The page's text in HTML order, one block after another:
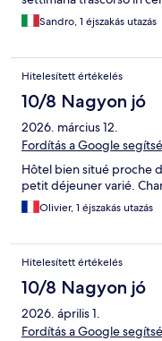
Sandro, 1 éjszakás utazás
Hitelesített értékelés
10/8 Nagyon jó
2026. március 12.
Fordítás a Google
Hôtel bien situé proche
petit déjeuner varié.
Olivier, 1 éjszakás utazás
Hitelesített értékelés
10/8 Nagyon jó
2026. április 1.
Fordítás a Google